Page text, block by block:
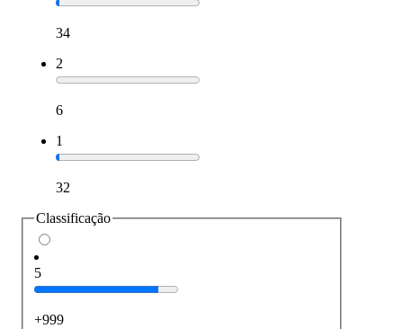
34
2
6
1
32
Classificação
5
+999